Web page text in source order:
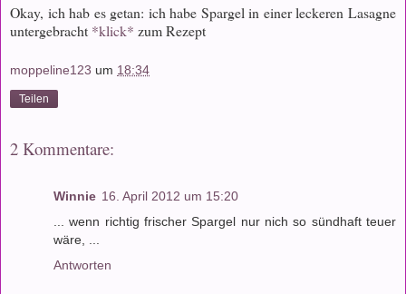
Okay, ich hab es getan: ich habe Spargel in einer leckeren Lasagne
untergebracht *klick* zum Rezept
moppeline123 um 18:34
Teilen
2 Kommentare:
Winnie 16. April 2012 um 15:20
... wenn richtig frischer Spargel nur nich so sündhaft teuer
wäre, ...
Antworten